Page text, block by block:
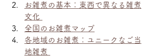
お雑煮の基本：東西で異なる雑煮
文化
全国のお雑煮マップ
各地域のお雑煮：ユニークなご当
地雑煮